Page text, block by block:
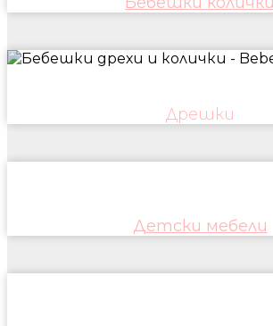
Дрешки
Детски мебели